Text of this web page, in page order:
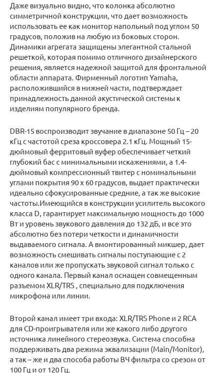
Даже визуально видно, что колонка абсолютно
симметричной конструкции, что дает возможность
использовать ее как монитор напольный под углом 50
градусов, положив на любую из боковых сторон.
Динамики агрегата защищены элегантной стальной
решеткой, которая помимо отличного дизайнерского
решения, является надежной защитой для фронтальной
области аппарата. Фирменный логотип Yamaha,
расположившийся в нижней части, подтверждает
принадлежность данной акустической системы к
изделиям популярного бренда.
DBR-15 воспроизводит звучание в диапазоне 50 Гц – 20
кГц с частотой среза кроссовера 2.1 кГц. Мощный 15-
дюймовый ферритовый вуфер обеспечивает четкий
глубокий бас с минимальными искажениями, а 1.4-
дюймовый компрессионный твитер с номинальными
углами покрытия 90 x 60 градусов, выдает практически
идеально сфокусированные средние, а так же высокие
частоты.Имеющийся в конструкции усилитель высокого
класса D, гарантирует максимальную мощность до 1000
Вт и уровень звукового давления до 132 дБ, и все это
абсолютно без потери четкости и динамичности
выдаваемого сигнала. А вмонтированный микшер, дает
возможность смешивать сигналы поступающие с 2
каналов или же пропускать звуковой сигнал только с
одного канала. Первый канал оснащен совмещенным
разъемом XLR/TRS , специально для подключения
микрофона или линии.
Второй канал имеет три входа: XLR/TRS Phone и 2 RCA
для CD-проигрывателя или же какого либо другого
источника линейного стереозвука. Система способна
поддерживать два режима эквализации (Main/Monitor),
а так – же и два способа работы ВЧ фильтра со срезом от
100 Гц и от 120 Гц.